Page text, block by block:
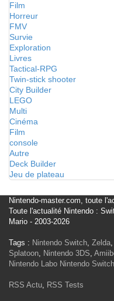
Film
Horreur
FMV
Survie
Exploration
Livres
Tactical-RPG
Twin-stick shooter
City Builder
LEGO
Multi
Cinéma
Film
console
Autre
Deck Builder
Jeu de plateau
Nintendo-master.com, toute
Toute l'actualité Nintendo :
Mario - 2003-2026
Tags : Nintendo Switch, Zelda,
Splatoon, Nintendo 3DS,
Nintendo Labo Nintendo
RSS Actu, RSS Tests